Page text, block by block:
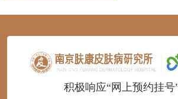
123456
积极响应“网上预约挂号